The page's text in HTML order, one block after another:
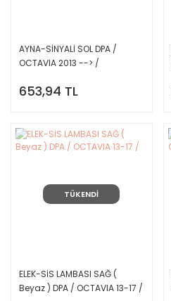
AYNA-SİNYALİ SOL DPA /
OCTAVIA 2013 --> /
653,94 TL
TÜKENDİ
ELEK-SİS LAMBASI SAĞ (
Beyaz ) DPA / OCTAVIA 13-17 /